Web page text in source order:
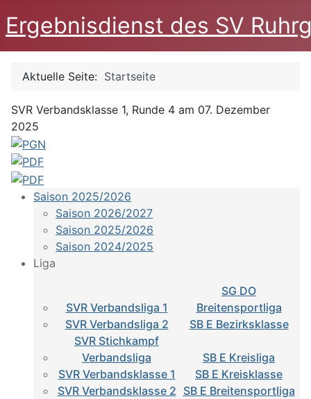
Ergebnisdienst des SV
Aktuelle Seite: Startseite
SVR Verbandsklasse 1, Runde 4 am 07. Dezember
2025
Saison 2025/2026
Saison 2026/2027
Saison 2025/2026
Saison 2024/2025
Liga
SVR Verbandsliga 1
SG DO
Breitensportliga
SVR Verbandsliga 2
SB E Bezirksklasse
SVR Stichkampf
Verbandsliga
SB E Kreisliga
SVR Verbandsklasse 1
SB E Kreisklasse
SVR Verbandsklasse 2 SB E Breitensportliga